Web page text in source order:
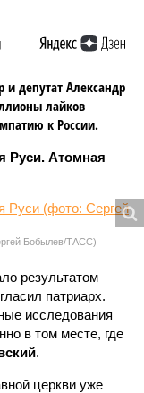
и депутат Александр
лайков
к России.
Руси. Атомная
Бобылев/ТАСС)
результатом
патриарх.
исследования
в том месте, где
.
церкви уже